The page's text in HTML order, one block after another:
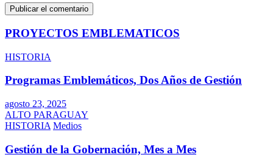
PROYECTOS EMBLEMATICOS
HISTORIA
Programas Emblemáticos, Dos Años de Gestión
agosto 23, 2025
ALTO PARAGUAY
HISTORIA Medios
Gestión de la Gobernación, Mes a Mes